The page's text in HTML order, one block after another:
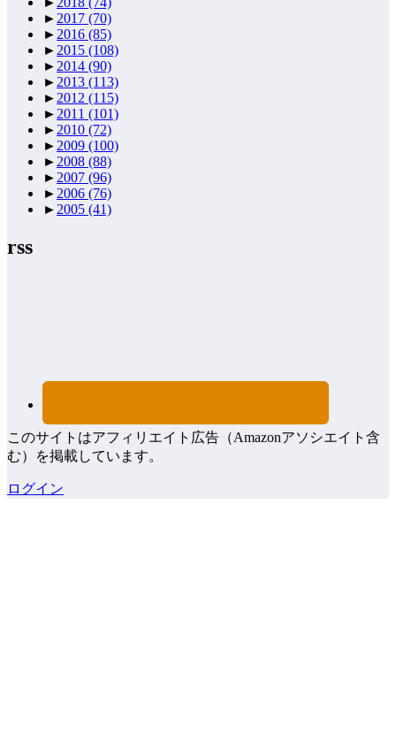
►2017 (70)
►2016 (85)
►2015 (108)
►2014 (90)
►2013 (113)
►2012 (115)
►2011 (101)
►2010 (72)
►2009 (100)
►2008 (88)
►2007 (96)
►2006 (76)
►2005 (41)
rss
このサイトはアフィリエイト広告（Amazonアソシエイト含
む）を掲載しています。
ログイン